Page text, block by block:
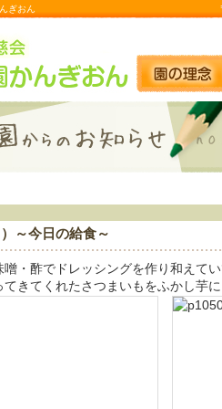
ぎおん
～今日の給食～
・酢でドレッシングを作り和えて
きてくれたさつまいもをふかし芋